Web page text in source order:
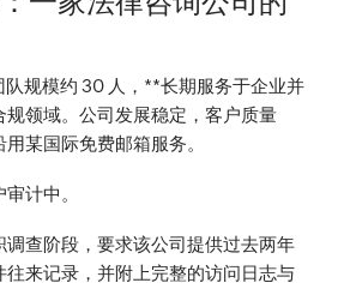
规模约 30 人，**长期服务于企业并
规领域。公司发展稳定，客户质量
某国际免费邮箱服务。
计中。
调查阶段，要求该公司提供过去两年
往来记录，并附上完整的访问日志与